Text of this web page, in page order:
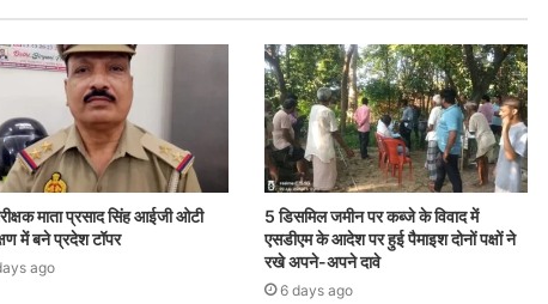
माता प्रसाद सिंह आईजी ओटी
में बने प्रदेश टॉपर
ago
5 डिसमिल जमीन पर कब्जे के विवाद में
एसडीएम के आदेश पर हुई पैमाइश दोनों पक्षों ने
रखे अपने-अपने दावे
6 days ago